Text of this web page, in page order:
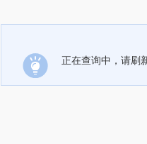
正在查询中，请刷